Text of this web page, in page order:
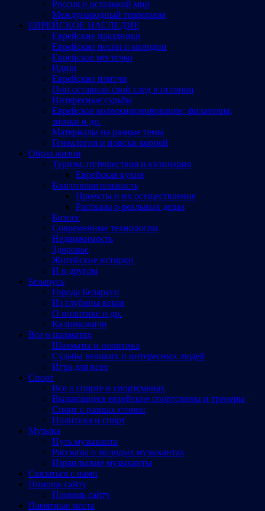
Россия и остальной мир
Международный терроризм
ЕВРЕЙСКОЕ НАСЛЕДИЕ
Еврейские праздники
Еврейские песни и мелодии
Еврейское местечко
Идиш
Еврейские притчи
Они оставили свой след в истории
Интересные судьбы
Еврейское коллекционирование: филателия,
значки и др.
Материалы на разные темы
Генеалогия и поиски корней
Образ жизни
Туризм, путешествия и кулинария
Еврейская кухня
Благотворительность
Проекты и их осуществление
Рассказы о реальных делах
Бизнес
Современные технологии
Недвижимость
Здоровье
Житейские истории
И о другом
Беларусь
Города Беларуси
Из глубины веков
О политике и др.
Калинковичи
Все о шахматах
Шахматы и политика
Судьбы великих и интересных людей
Игра для всех
Спорт
Все о спорте и спортсменах
Выдающиеся еврейские спортсмены и тренеры
Спорт с разных сторон
Политика и спорт
Музыка
Путь музыканта
Рассказы о молодых музыкантах
Израильские музыканты
Cвязаться с нами
Помощь сайту
Помощь сайту
Памятные места